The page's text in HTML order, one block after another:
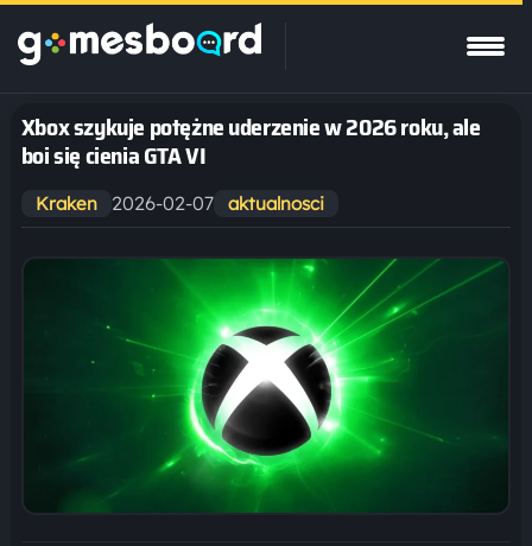
Xbox szykuje potężne uderzenie w 2026 roku, ale
boi się cienia GTA VI
Kraken 2026-02-07 aktualnosci